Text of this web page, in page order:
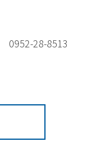
28-8513